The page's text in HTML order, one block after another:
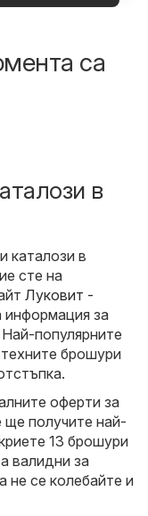
оферти
са
в
каталози в
сте на
Луковит -
за
популярните
брошури
оферти за
ще получите най-
13 брошури
валидни за
не се колебайте и